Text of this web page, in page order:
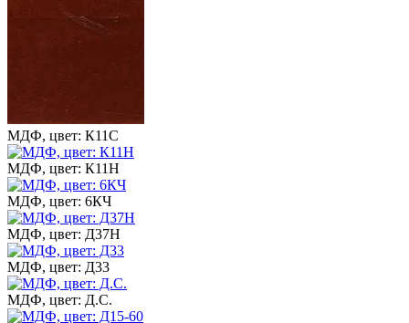
МДФ, цвет: К11С
МДФ, цвет: К11Н
МДФ, цвет: 6КЧ
МДФ, цвет: Д37Н
МДФ, цвет: Д33
МДФ, цвет: Д.С.